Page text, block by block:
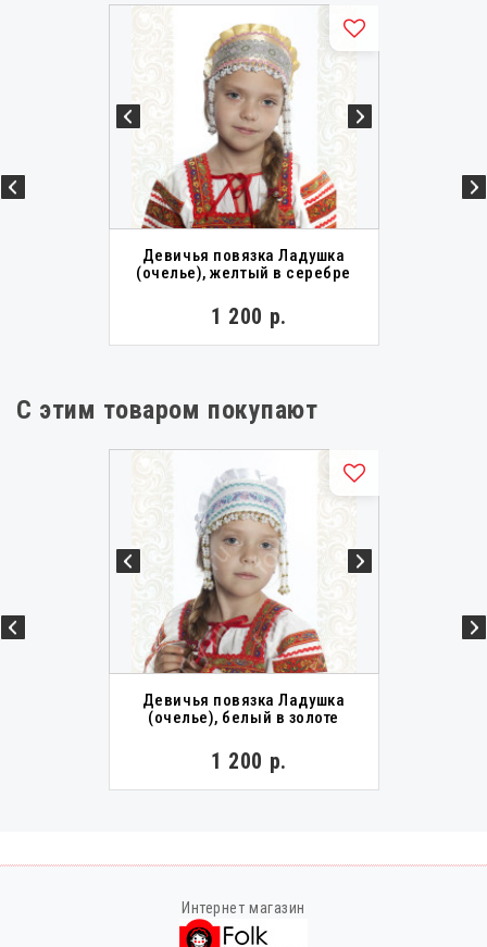
Девичья повязка Ладушка
(очелье), желтый в серебре
1 200 р.
С этим товаром покупают
Девичья повязка Ладушка
(очелье), белый в золоте
1 200 р.
Интернет магазин